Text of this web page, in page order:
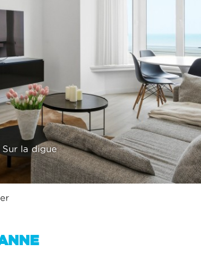
la digue